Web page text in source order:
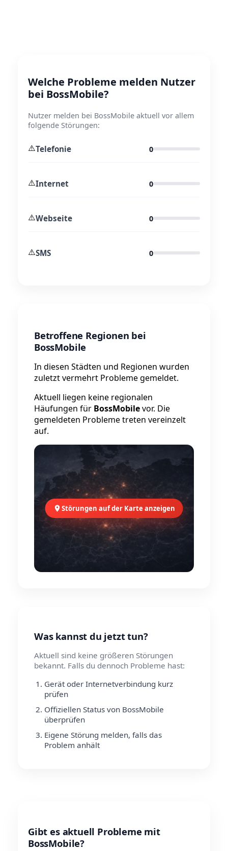
Welche Probleme melden Nutzer
bei BossMobile?
Nutzer melden bei BossMobile aktuell vor allem
folgende Störungen:
⚠️Telefonie 0
⚠️Internet 0
⚠️Webseite 0
⚠️SMS 0
Betroffene Regionen bei
BossMobile
In diesen Städten und Regionen wurden
zuletzt vermehrt Probleme gemeldet.
Aktuell liegen keine regionalen
Häufungen für BossMobilevor. Die
gemeldeten Probleme treten vereinzelt
auf.
Störungen auf der Karte anzeigen
Was kannst du jetzt tun?
Aktuell sind keine größeren Störungen
bekannt. Falls du dennoch Probleme hast:
Gerät oder Internetverbindung kurz
prüfen
Offiziellen Status von BossMobile
überprüfen
Eigene Störung melden, falls das
Problem anhält
Gibt es aktuell Probleme mit
BossMobile?